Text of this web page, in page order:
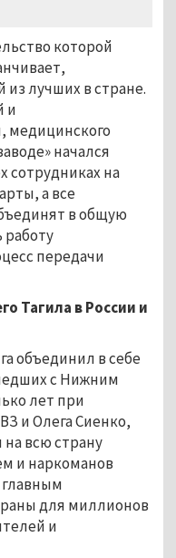
которой
лучших в стране.
и
медицинского
начался
сотрудниках на
а все
в общую
работу
передачи
Тагила в России и
объединил в себе
с Нижним
лет при
и Олега Сиенко,
всю страну
и наркоманов
для миллионов
и